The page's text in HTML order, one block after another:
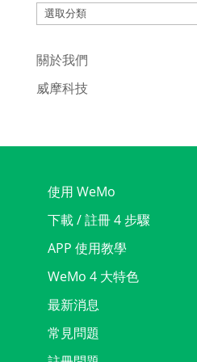
Categories
關於我們
威摩科技
使用 WeMo
下載 / 註冊 4 步驟
APP 使用教學
WeMo 4 大特色
最新消息
常見問題